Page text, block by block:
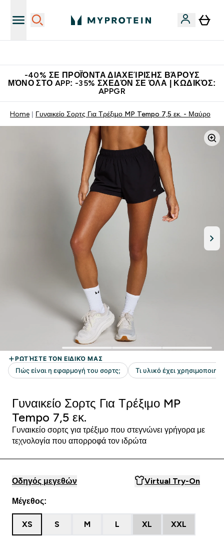
-40% ΣΕ ΠΡΟΪΌΝΤΑ ΔΙΑΧΕΊΡΙΣΗΣ ΒΆΡΟΥΣ
ΜΌΝΟ ΣΤΟ APP: -35% ΣΧΕΔΌΝ ΣΕ ΌΛΑ | ΚΩΔΙΚΌΣ:
APPGR
Home Γυναικείο Σορτς Για Τρέξιμο MP Tempo 7,5 εκ. - Μαύρο
Γυναικείο Σορτς Για Τρέξιμο MP
Tempo 7,5 εκ.
Γυναικείο σορτς για τρέξιμο που στεγνώνει γρήγορα με
τεχνολογία που απορροφά τον ιδρώτα
Οδηγός μεγεθών Virtual Try-On
Μέγεθος:
XS S M L XL XXL